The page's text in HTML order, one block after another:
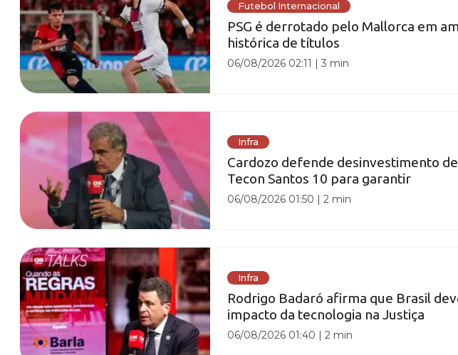
Futebol Internacional
PSG é derrotado pelo Mallorca em
histórica de títulos
06/08/2026 02:11 |3 min
Infra
Cardozo defende desinvestimento
Tecon Santos 10 para garantir
06/08/2026 01:50 |2 min
Infra
Rodrigo Badaró afirma que Brasil
impacto da tecnologia na Justiça
06/08/2026 01:40 |2 min